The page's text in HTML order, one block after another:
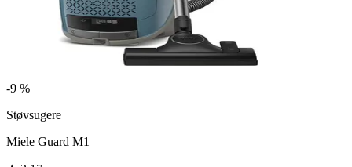
-9 %
Støvsugere
Miele Guard M1